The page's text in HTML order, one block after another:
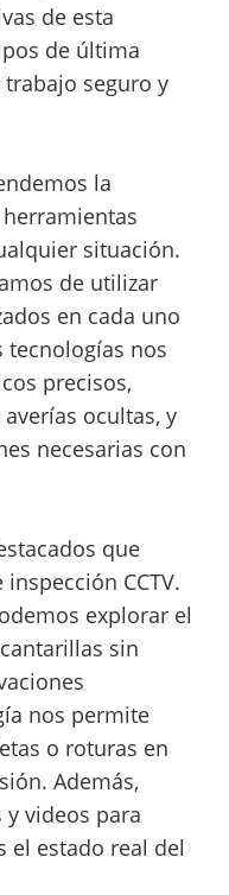
de esta
de última
seguro y
la
situación.
de utilizar
en cada uno
tecnologías nos
precisos,
ocultas, y
necesarias con
que
CCTV.
explorar el
sin
nos permite
o roturas en
Además,
videos para
el estado real del